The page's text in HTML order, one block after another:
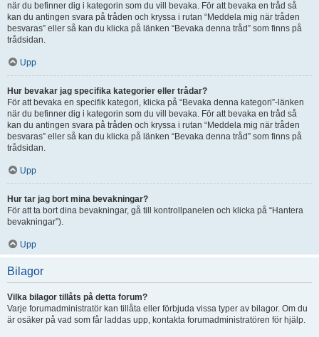
när du befinner dig i kategorin som du vill bevaka. För att bevaka en tråd så
kan du antingen svara på tråden och kryssa i rutan “Meddela mig när tråden
besvaras” eller så kan du klicka på länken “Bevaka denna tråd” som finns på
trådsidan.
Upp
Hur bevakar jag specifika kategorier eller trådar?
För att bevaka en specifik kategori, klicka på “Bevaka denna kategori”-länken
när du befinner dig i kategorin som du vill bevaka. För att bevaka en tråd så
kan du antingen svara på tråden och kryssa i rutan “Meddela mig när tråden
besvaras” eller så kan du klicka på länken “Bevaka denna tråd” som finns på
trådsidan.
Upp
Hur tar jag bort mina bevakningar?
För att ta bort dina bevakningar, gå till kontrollpanelen och klicka på “Hantera
bevakningar”).
Upp
Bilagor
Vilka bilagor tillåts på detta forum?
Varje forumadministratör kan tillåta eller förbjuda vissa typer av bilagor. Om du
är osäker på vad som får laddas upp, kontakta forumadministratören för hjälp.